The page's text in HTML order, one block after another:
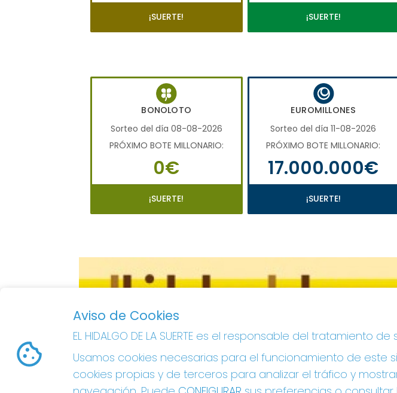
¡SUERTE! ¡SUERTE!
BONOLOTO
Sorteo del día 08-08-2026
PRÓXIMO BOTE MILLONARIO:
0€
¡SUERTE!
EUROMILLONES
Sorteo del día 11-08-2026
PRÓXIMO BOTE MILLONARIO:
17.000.000€
¡SUERTE!
Aviso de Cookies
EL HIDALGO DE LA SUERTE es el responsable del tratamiento
Usamos cookies necesarias para el funcionamiento de este
cookies propias y de terceros para analizar el tráfico y